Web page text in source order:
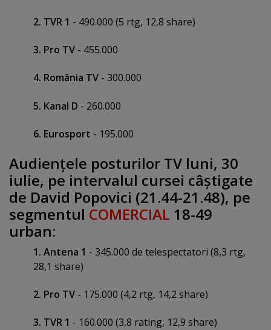
2. TVR 1 - 490.000 (5 rtg, 12,8 share)
3. Pro TV - 455.000
4. România TV - 300.000
5. Kanal D - 260.000
6. Eurosport - 195.000
Audienţele posturilor TV luni, 30
iulie, pe intervalul cursei câştigate
de David Popovici (21.44-21.48), pe
segmentul COMERCIAL 18-49
urban:
1. Antena 1 - 345.000 de telespectatori (8,3 rtg,
28,1 share)
2. Pro TV - 175.000 (4,2 rtg, 14,2 share)
3. TVR 1 - 160.000 (3,8 rating, 12,9 share)